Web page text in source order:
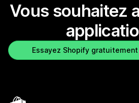
Vous souhaitez
Essayez Shopify